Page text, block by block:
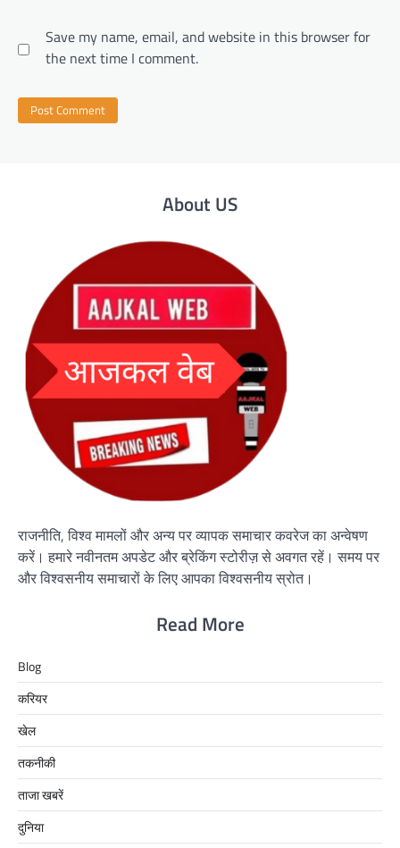
Save my name, email, and website in this browser for
the next time I comment.
About US
राजनीति, विश्व मामलों और अन्य पर व्यापक समाचार कवरेज का अन्वेषण
करें। हमारे नवीनतम अपडेट और ब्रेकिंग स्टोरीज़ से अवगत रहें। समय पर
और विश्वसनीय समाचारों के लिए आपका विश्वसनीय स्रोत।
Read More
Blog
करियर
खेल
तकनीकी
ताजा खबरें
दुनिया